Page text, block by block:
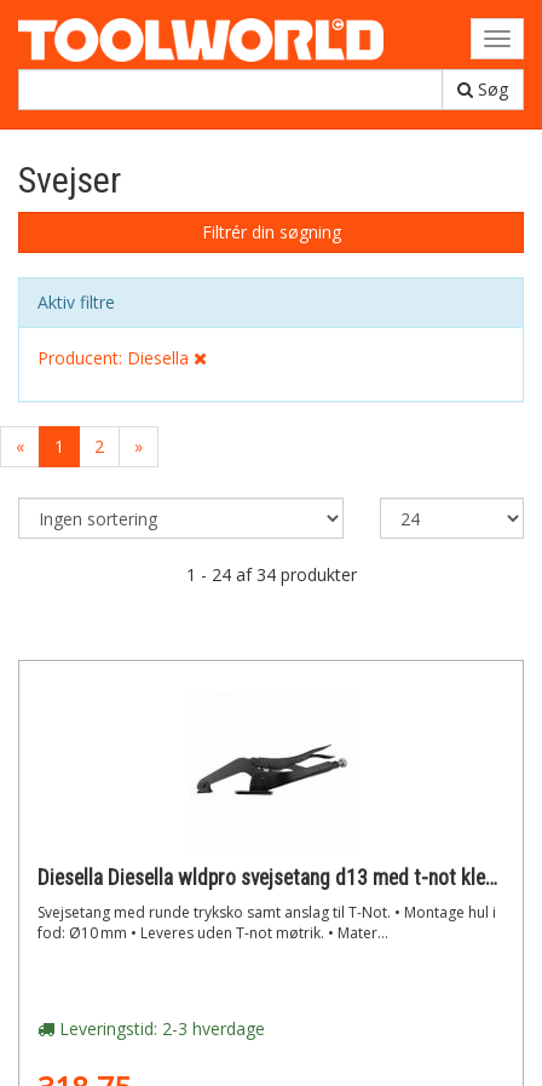
Søg
Svejser
Filtrér din søgning
Aktiv filtre
Producent: Diesella
« 1 2 »
1 - 24 af 34 produkter
Diesella Diesella wldpro svejsetang d13 med t-not klemme og rund tryksko (280mm/11)"
Svejsetang med runde tryksko samt anslag til T-Not. • Montage hul i
fod: Ø10 mm • Leveres uden T-not møtrik. • Mater...
Leveringstid: 2-3 hverdage